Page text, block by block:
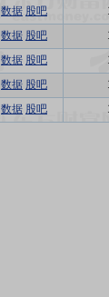
数据 股吧
数据 股吧
数据 股吧
数据 股吧
数据 股吧